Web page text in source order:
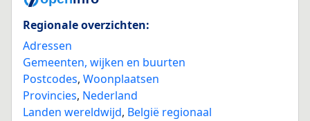
Regionale overzichten:
Adressen
Gemeenten, wijken en buurten
Postcodes, Woonplaatsen
Provincies, Nederland
Landen wereldwijd, België regionaal